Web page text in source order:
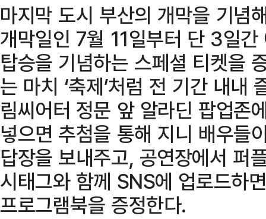
마지막 도시 부산의 개막을 기념
개막일인 7월 11일부터 단 3일
탑승을 기념하는 스페셜 티켓을
는 마치 ‘축제’처럼 전 기간 내내
림씨어터 정문 앞 알라딘 팝업존
넣으면 추첨을 통해 지니 배우들
답장을 보내주고, 공연장에서 퍼
시태그와 함께 SNS에 업로드하
프로그램북을 증정한다.